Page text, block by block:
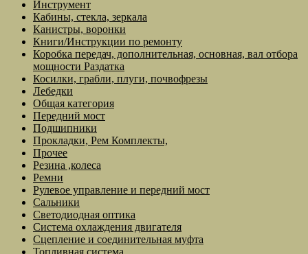
Инструмент
Кабины, стекла, зеркала
Канистры, воронки
Книги/Инструкции по ремонту
Коробка передач, дополнительная, основная, вал отбора
мощности Раздатка
Косилки, грабли, плуги, почвофрезы
Лебедки
Общая категория
Передний мост
Подшипники
Прокладки, Рем Комплекты,
Прочее
Резина ,колеса
Ремни
Рулевое управление и передний мост
Сальники
Светодиодная оптика
Система охлаждения двигателя
Сцепление и соединительная муфта
Топливная система